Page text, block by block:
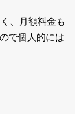
、月額料金も
で個人的には